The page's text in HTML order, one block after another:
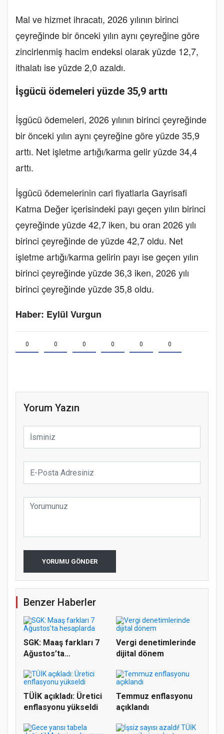
Mal ve hizmet ihracatı, 2026 yılının birinci
çeyreğinde bir önceki yılın aynı çeyreğine göre
zincirlenmiş hacim endeksi olarak yüzde 12,7,
ithalatı ise yüzde 2,0 azaldı.
İşgücü ödemeleri yüzde 35,9 arttı
İşgücü ödemeleri, 2026 yılının birinci çeyreğinde
bir önceki yılın aynı çeyreğine göre yüzde 35,9
arttı. Net işletme artığı/karma gelir yüzde 34,4
arttı.
İşgücü ödemelerinin cari fiyatlarla Gayrisafi
Katma Değer içerisindeki payı geçen yılın birinci
çeyreğinde yüzde 42,7 iken, bu oran 2026 yılı
birinci çeyreğinde de yüzde 42,7 oldu. Net
işletme artığı/karma gelirin payı ise geçen yılın
birinci çeyreğinde yüzde 36,3 iken, 2026 yılı
birinci çeyreğinde yüzde 35,8 oldu.
Haber: Eylül Vurgun
0 0 0 0 0 0
Yorum Yazın
YORUMU GÖNDER
Benzer Haberler
SGK: Maaş farkları 7
Ağustos’ta
Vergi denetimlerinde
dijital dönem
TÜİK açıkladı: Üretici
enflasyonu yükseldi
Temmuz enflasyonu
açıklandı